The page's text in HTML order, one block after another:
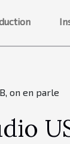
on en parle